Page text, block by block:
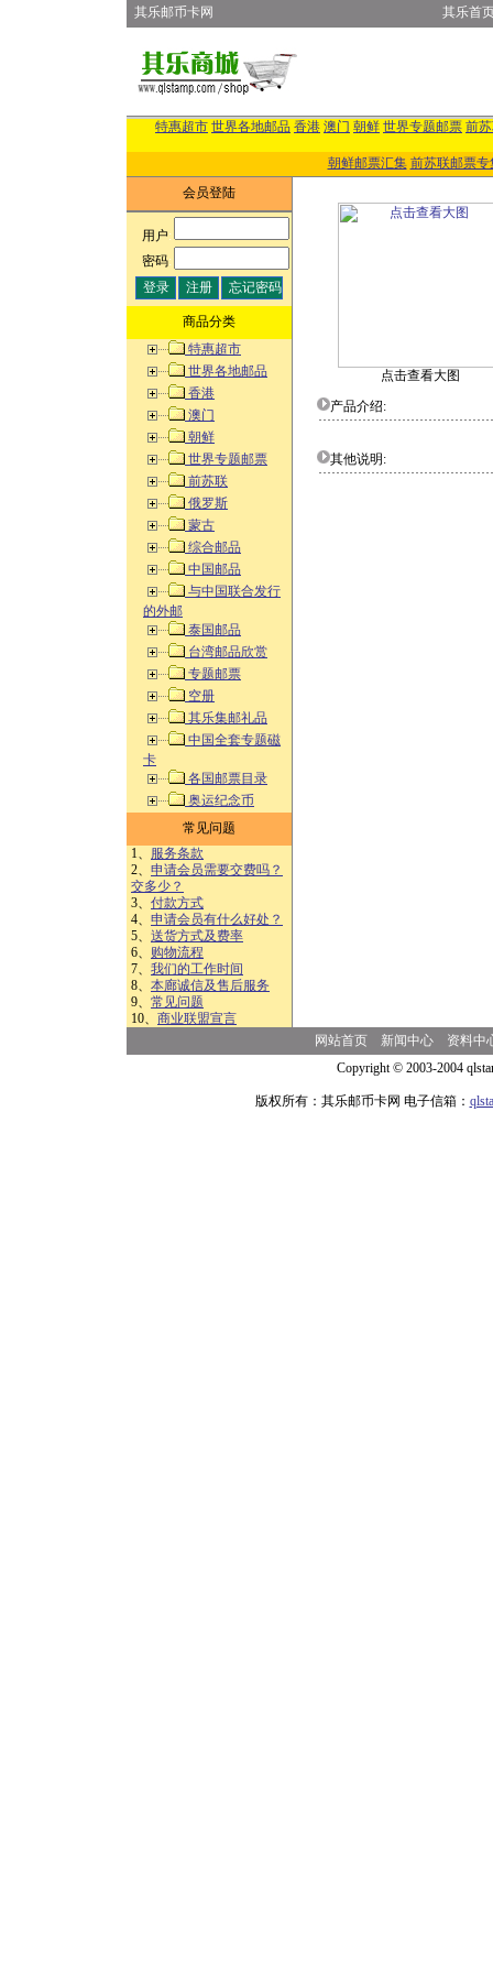
其乐邮币卡网 其乐首
特惠超市 世界各地邮品 香港 澳门 朝鲜 世界专题邮票 前
朝鲜邮票汇集 前苏联邮票专
会员登陆
用户:
密码:
商品分类
特惠超市
世界各地邮品
香港
澳门
朝鲜
世界专题邮票
前苏联
俄罗斯
蒙古
综合邮品
中国邮品
与中国联合发行
的外邮
泰国邮品
台湾邮品欣赏
专题邮票
空册
其乐集邮礼品
中国全套专题磁
卡
各国邮票目录
奥运纪念币
常见问题
1、 服务条款
2、 申请会员需要交费吗？
交多少？
3、 付款方式
4、 申请会员有什么好处？
5、 送货方式及费率
6、 购物流程
7、 我们的工作时间
8、 本廊诚信及售后服务
9、 常见问题
10、 商业联盟宣言
点击查看大图
产品介绍:
其他说明:
网站首页 新闻中心
资料中
Copyright © 2003-2004
版权所有：其乐邮币卡网 电子信箱：